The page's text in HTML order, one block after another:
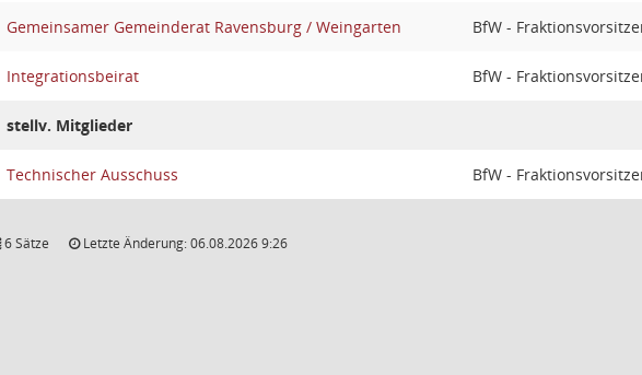
Gemeinsamer Gemeinderat Ravensburg / Weingarten BfW -
Integrationsbeirat BfW -
stellv. Mitglieder
Technischer Ausschuss BfW -
6 Sätze Letzte Änderung: 06.08.2026 9:26